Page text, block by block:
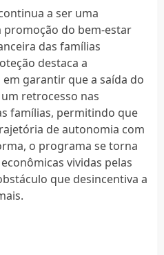
a ser uma
do bem-estar
das famílias
destaca a
garantir que a saída do
retrocesso nas
famílias, permitindo que
de autonomia com
o programa se torna
vividas pelas
que desincentiva a